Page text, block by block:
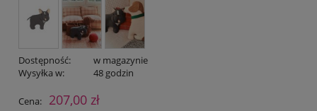
Dostępność:
w magazynie
Wysyłka w:
48 godzin
Cena: 207,00 zł